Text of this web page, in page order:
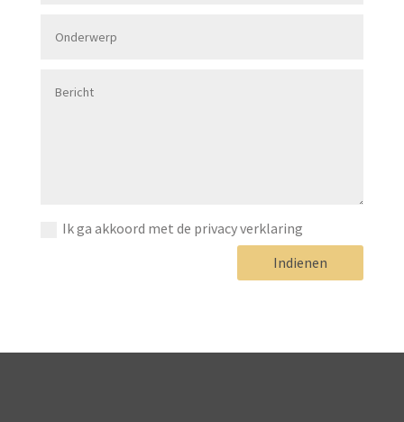
Ik ga akkoord met de privacy verklaring
Indienen